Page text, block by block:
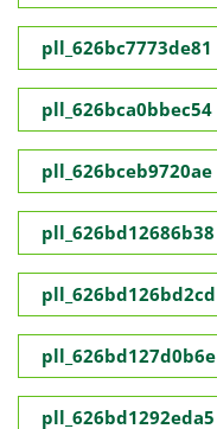
pll_626bc7773de81
pll_626bca0bbec54
pll_626bceb9720ae
pll_626bd12686b38
pll_626bd126bd2cd
pll_626bd127d0b6e
pll_626bd1292eda5